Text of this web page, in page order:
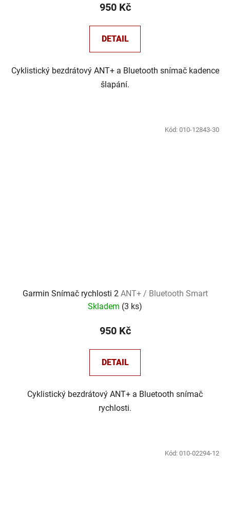
950 Kč
DETAIL
Cyklistický bezdrátový ANT+ a Bluetooth snímač kadence
šlapání.
Garmin Snímač rychlosti 2 ANT+ / Bluetooth Smart
Skladem (3 ks)
950 Kč
DETAIL
Cyklistický bezdrátový ANT+ a Bluetooth snímač
rychlosti.
Kód: 010-12843-30
Kód: 010-02294-12